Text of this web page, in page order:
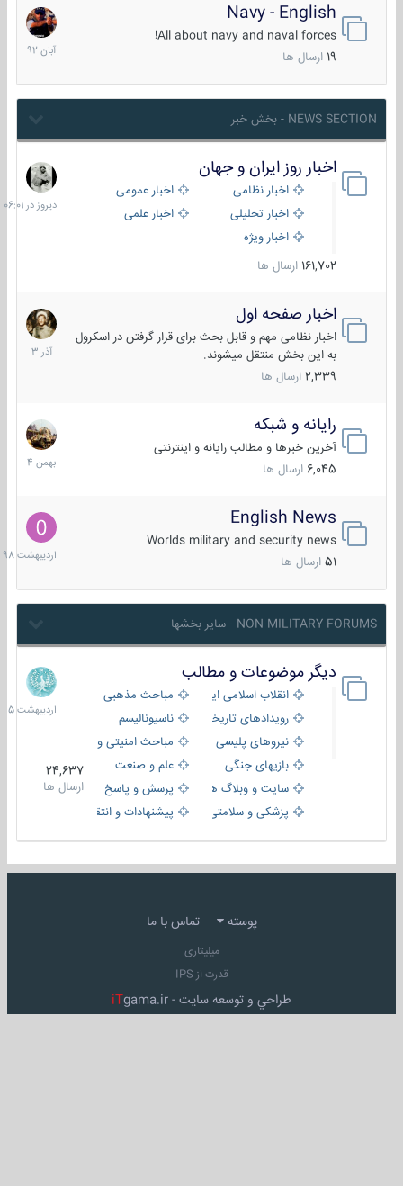
Navy - English
All about navy and naval forces!
ارسال ها
22
آبان
1392
NEWS SECTION - بخش خبر
اخبار روز ایران و جهان
اخبار نظامی
اخبار عمومی
اخبار تحلیلی
اخبار علمی
اخبار ویژه
161,702 ارسال ها
دیروز
در
06:01
اخبار صفحه اول
اخبار نظامی مهم و قابل بحث برای قرار گرفتن در اسکرول
به این بخش منتقل میشوند.
2,339 ارسال ها
7
آذر
1403
رایانه و شبکه
آخرین خبرها و مطالب رایانه و اینترنتی
6,045 ارسال ها
30
بهمن
1404
English News
Worlds military and security news
51 ارسال ها
10
1398
NON-MILITARY FORUMS - سایر بخشها
دیگر موضوعات و مطالب
انقلاب اسلامی ایران
مباحث مذهبی
رویدادهای تاریخی و مذهبیناسیونالیسم
نیروهای پلیسی
مباحث امنیتی و اطلاعاتی
بازیهای جنگی
علم و صنعت
سایت و وبلاگ ها
پرسش و پاسخ
پزشکی و سلامتی
پیشنهادات و انتقادات
24,637
ارسال ها
8
1405
پوسته تماس با ما
میلیتاری
قدرت از IPS
طراحي و توسعه سايت - iTgama.ir